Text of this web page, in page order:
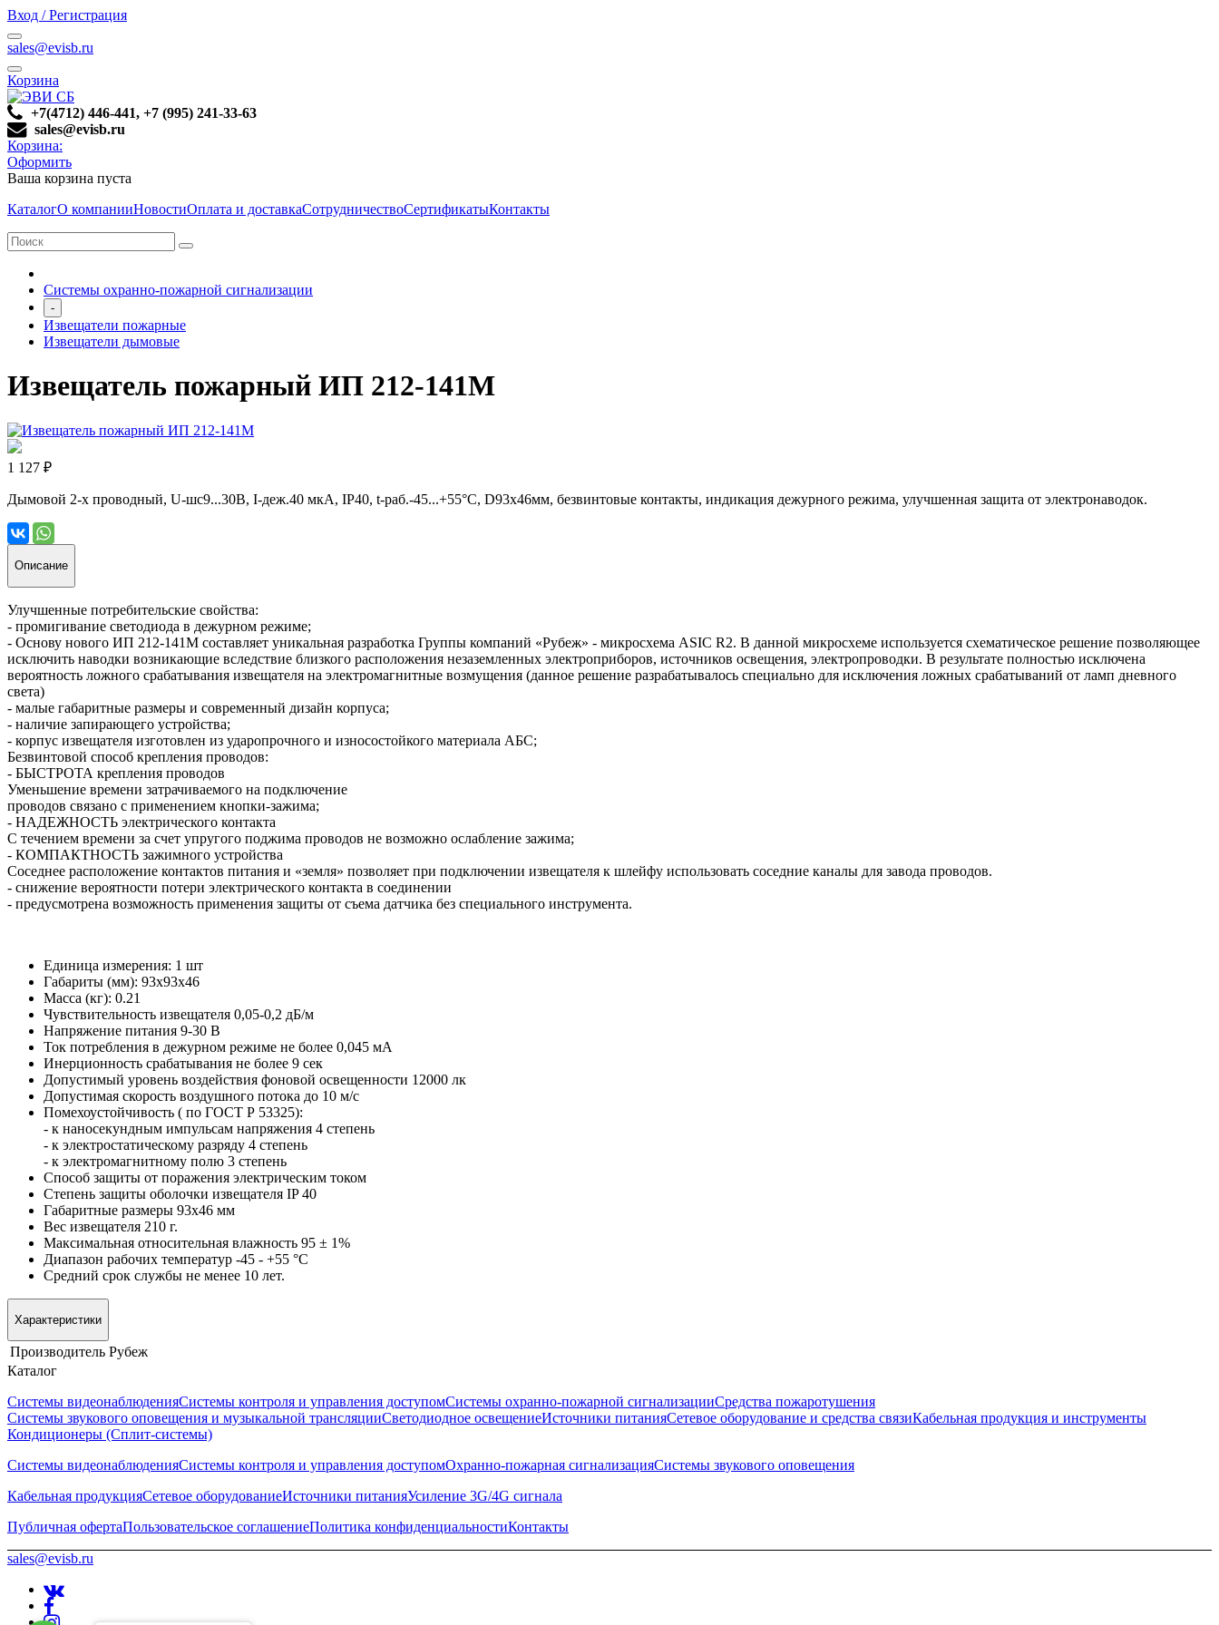
Вход / Регистрация
sales@evisb.ru
Корзина
+7(4712) 446-441, +7 (995) 241-33-63
sales@evisb.ru
Корзина:
Оформить
Ваша корзина пуста
КаталогО компанииНовостиОплата и доставкаСотрудничествоСертификатыКонтакты
Системы охранно-пожарной сигнализации
-
Извещатели пожарные
Извещатели дымовые
Извещатель пожарный ИП 212-141М
1 127 ₽
Дымовой 2-х проводный, U-шс9...30В, I-деж.40 мкА, IP40, t-раб.-45...+55°С, D93х46мм, безвинтовые контакты, индикация дежурного режима, улучшенная защита от электронаводок.
Описание
Улучшенные потребительские свойства:
- промигивание светодиода в дежурном режиме;
- Основу нового ИП 212-141М составляет уникальная разработка Группы компаний «Рубеж» - микросхема ASIC R2. В данной микросхеме используется схематическое решение позволяющее
исключить наводки возникающие вследствие близкого расположения незаземленных электроприборов, источников освещения, электропроводки. В результате полностью исключена
вероятность ложного срабатывания извещателя на электромагнитные возмущения (данное решение разрабатывалось специально для исключения ложных срабатываний от ламп дневного
света)
- малые габаритные размеры и современный дизайн корпуса;
- наличие запирающего устройства;
- корпус извещателя изготовлен из ударопрочного и износостойкого материала АБС;
Безвинтовой способ крепления проводов:
- БЫСТРОТА крепления проводов
Уменьшение времени затрачиваемого на подключение
проводов связано с применением кнопки-зажима;
- НАДЕЖНОСТЬ электрического контакта
С течением времени за счет упругого поджима проводов не возможно ослабление зажима;
- КОМПАКТНОСТЬ зажимного устройства
Соседнее расположение контактов питания и «земля» позволяет при подключении извещателя к шлейфу использовать соседние каналы для завода проводов.
- снижение вероятности потери электрического контакта в соединении
- предусмотрена возможность применения защиты от съема датчика без специального инструмента.
Единица измерения: 1 шт
Габариты (мм): 93x93x46
Масса (кг): 0.21
Чувствительность извещателя 0,05-0,2 дБ/м
Напряжение питания 9-30 В
Ток потребления в дежурном режиме не более 0,045 мА
Инерционность срабатывания не более 9 сек
Допустимый уровень воздействия фоновой освещенности 12000 лк
Допустимая скорость воздушного потока до 10 м/с
Помехоустойчивость ( по ГОСТ Р 53325):
- к наносекундным импульсам напряжения 4 степень
- к электростатическому разряду 4 степень
- к электромагнитному полю 3 степень
Способ защиты от поражения электрическим током
Степень защиты оболочки извещателя IP 40
Габаритные размеры 93х46 мм
Вес извещателя 210 г.
Максимальная относительная влажность 95 ± 1%
Диапазон рабочих температур -45 - +55 °С
Средний срок службы не менее 10 лет.
Характеристики
Производитель Рубеж
Каталог
Системы видеонаблюденияСистемы контроля и управления доступомСистемы охранно-пожарной сигнализацииСредства пожаротушения
Системы звукового оповещения и музыкальной трансляцииСветодиодное освещениеИсточники питанияСетевое оборудование и средства связиКабельная продукция и инструменты
Кондиционеры (Сплит-системы)
Системы видеонаблюденияСистемы контроля и управления доступомОхранно-пожарная сигнализацияСистемы звукового оповещения
Кабельная продукцияСетевое оборудованиеИсточники питанияУсиление 3G/4G сигнала
Публичная офертаПользовательское соглашениеПолитика конфиденциальностиКонтакты
sales@evisb.ru